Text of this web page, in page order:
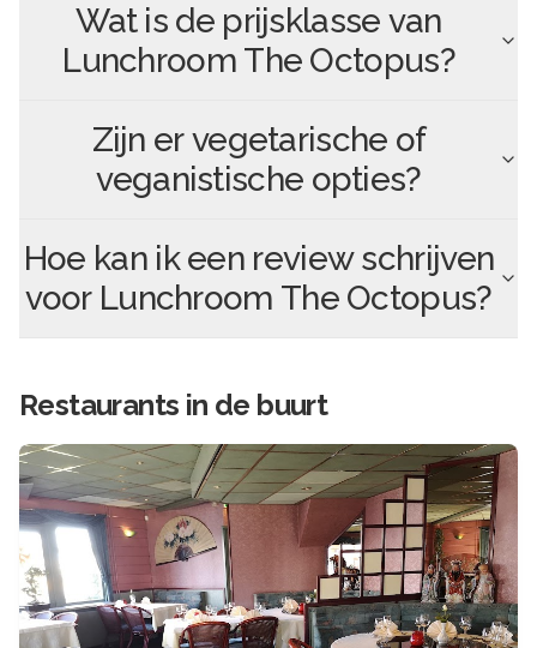
Wat is de prijsklasse van
Lunchroom The Octopus?
Zijn er vegetarische of
veganistische opties?
Hoe kan ik een review schrijven
voor Lunchroom The Octopus?
Restaurants in de buurt